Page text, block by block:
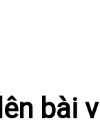
bài